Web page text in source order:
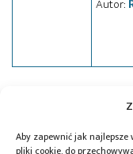
Aby zapewnić jak
pliki cookie, do
Autor: